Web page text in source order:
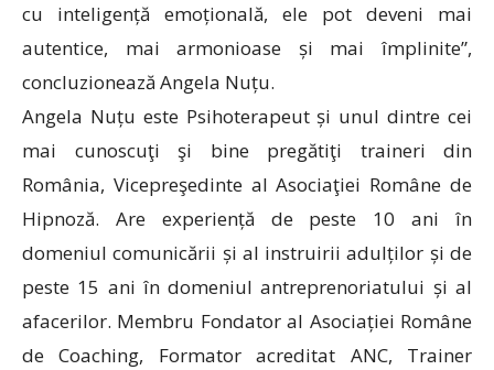
cu inteligență emoțională, ele pot deveni mai
autentice, mai armonioase și mai împlinite”,
concluzionează Angela Nuțu.
Angela Nuțu este Psihoterapeut și unul dintre cei
mai cunoscuţi şi bine pregătiţi traineri din
România, Vicepreşedinte al Asociaţiei Române de
Hipnoză. Are experiență de peste 10 ani în
domeniul comunicării și al instruirii adulților și de
peste 15 ani în domeniul antreprenoriatului și al
afacerilor. Membru Fondator al Asociației Române
de Coaching, Formator acreditat ANC, Trainer